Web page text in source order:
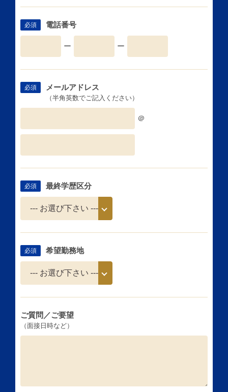
必須 電話番号
ー ー
必須 メールアドレス
（半角英数でご記入ください）
＠
必須 最終学歴区分
必須 希望勤務地
ご質問／ご要望
（面接日時など）